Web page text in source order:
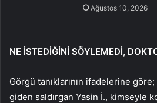
Ağustos 10, 2026
NE İSTEDİĞİNİ SÖYLEMEDİ,
Görgü tanıklarının ifadelerine
giden saldırgan Yasin İ., kimseyle